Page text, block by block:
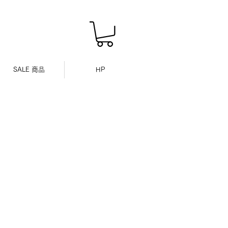
SALE 商品 HP